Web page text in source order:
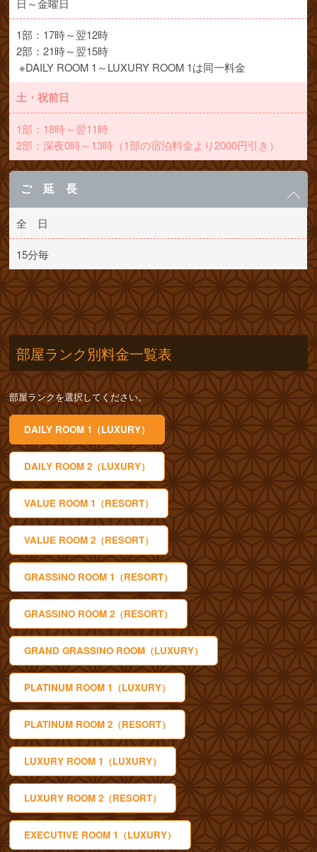
日～金曜日
1部：17時～翌12時
2部：21時～翌15時
※DAILY ROOM 1～LUXURY ROOM 1は同一料金
土・祝前日
1部：18時～翌11時
2部：深夜0時～13時（1部の宿泊料金より2000円引き）
ご 延 長
全 日
15分毎
部屋ランク別料金一覧表
部屋ランクを選択してください。
DAILY ROOM 1（LUXURY）
DAILY ROOM 2（LUXURY）
VALUE ROOM 1（RESORT）
VALUE ROOM 2（RESORT）
GRASSINO ROOM 1（RESORT）
GRASSINO ROOM 2（RESORT）
GRAND GRASSINO ROOM（LUXURY）
PLATINUM ROOM 1（LUXURY）
PLATINUM ROOM 2（RESORT）
LUXURY ROOM 1（LUXURY）
LUXURY ROOM 2（RESORT）
EXECUTIVE ROOM 1（LUXURY）